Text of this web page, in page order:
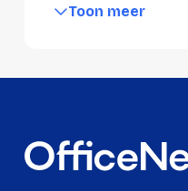
gradenbogen – wij
Toon meer